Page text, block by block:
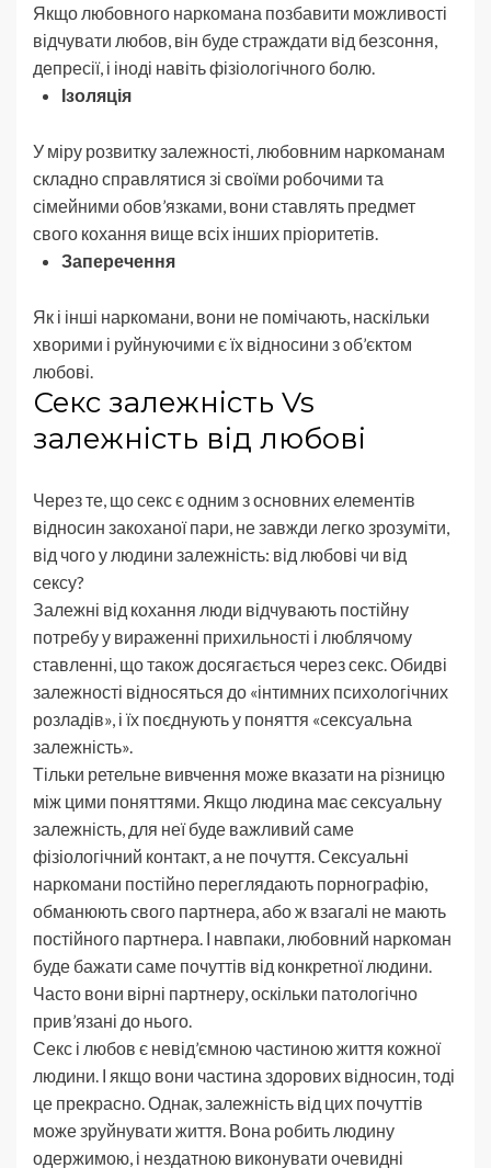
Якщо любовного наркомана позбавити можливості
відчувати любов, він буде страждати від безсоння,
депресії, і іноді навіть фізіологічного болю.
Ізоляція
У міру розвитку залежності, любовним наркоманам
складно справлятися зі своїми робочими та
сімейними обов’язками, вони ставлять предмет
свого кохання вище всіх інших пріоритетів.
Заперечення
Як і інші наркомани, вони не помічають, наскільки
хворими і руйнуючими є їх відносини з об’єктом
любові.
Секс залежність Vs
залежність від любові
Через те, що секс є одним з основних елементів
відносин закоханої пари, не завжди легко зрозуміти,
від чого у людини залежність: від любові чи від
сексу?
Залежні від кохання люди відчувають постійну
потребу у вираженні прихильності і люблячому
ставленні, що також досягається через секс. Обидві
залежності відносяться до «інтимних психологічних
розладів», і їх поєднують у поняття «сексуальна
залежність».
Тільки ретельне вивчення може вказати на різницю
між цими поняттями. Якщо людина має сексуальну
залежність, для неї буде важливий саме
фізіологічний контакт, а не почуття. Сексуальні
наркомани постійно переглядають порнографію,
обманюють свого партнера, або ж взагалі не мають
постійного партнера. І навпаки, любовний наркоман
буде бажати саме почуттів від конкретної людини.
Часто вони вірні партнеру, оскільки патологічно
прив’язані до нього.
Секс і любов є невід’ємною частиною життя кожної
людини. І якщо вони частина здорових відносин, тоді
це прекрасно. Однак, залежність від цих почуттів
може зруйнувати життя. Вона робить людину
одержимою, і нездатною виконувати очевидні